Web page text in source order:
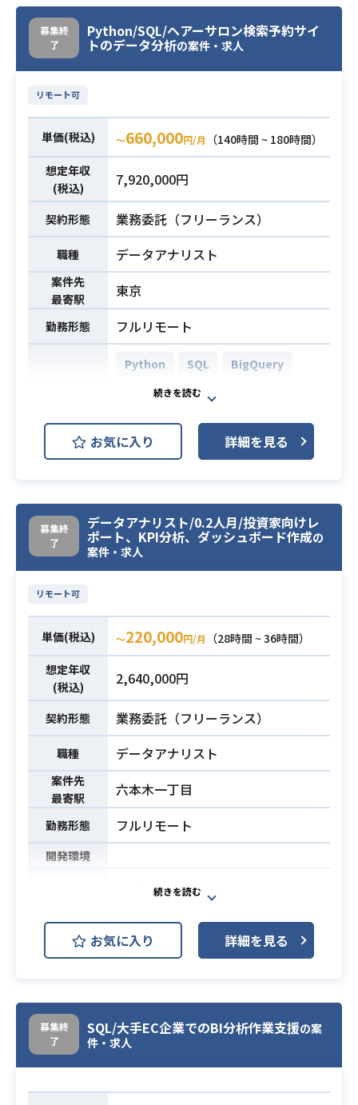
業務内容
析業務に携わっていただきます。
・YouTube / コマース / タレント稼働
データの分析・可視化
・Sigma ダッシュボードの設計・構
等）との要件整理・連携
■開発環境
使用言語: Python, SQL, HCL（Terra
form）
ETL：dbt, Trocco
データストア: MySQL, snowflake
インフラ: AWS, GCP
プロジェクト管理ツール: GitHub, Sl
ack, Notion
・Snowflake を用いたDWH設計・実
装経験（3年以上）
・Python / SQL による分析・データ
加工の実務経験（合計4年以上）
・データマート設計・BIツール連携
の経験（Sigma、Tableau、Looker
等）
・分析要件のヒアリングと非技術者
募集終
了
Python/SQL/ヘアーサロン検索予約サイ
トのデータ分析の案件・求人
リモート可
単価(税込) 〜660,000円/月
（140時間 ~ 180時間）
想定年収
(税込)
7,920,000円
契約形態 業務委託（フリーランス）
職種 データアナリスト
案件先
最寄駅
東京
勤務形態 フルリモート
開発環境
Python SQL
BigQuery
AWS (Amazon Web Services)
AWS EC2 (Amazon EC2)
AWS RDS (Amazon RDS)
業務内容
日本最大級のヘアーサロン検索・予
約サイトにおけるデータ分析業務で
す。
全国のヘアーサロンの予約情報を基
掲載内容の違いによる集客影響の分
析、データ・レポート作成などをご
担当いただきます。
AI活用による業務改善や分析効率化
も進めており、エンドユーザーと連
携しながら対応を行っていただきま
す。
【仕事内容】
下記の業務を担っていただく想定で
す。
・ヘアーサロンの予約情報を基にし
た再利用者傾向の分析、データ作
響などの分析業務を担当します。
率化の推進を行います。
・エンドユーザーと連携しながらの
環境：AWS（EC2,RDS,Codecommi
お気に入り 詳細を見る
募集終
了
データアナリスト/0.2人月/投資家向けレ
ポート、KPI分析、ダッシュボード作成の
案件・求人
リモート可
単価(税込) 〜220,000円/月
（28時間 ~ 36時間）
想定年収
(税込)
2,640,000円
契約形態 業務委託（フリーランス）
職種 データアナリスト
案件先
最寄駅
六本木一丁目
勤務形態 フルリモート
開発環境
業務内容
・データ分析
・株主とのコミュニケーションにお
いて必要なデータの可視化
・明確なタスクが決まっているわけ
・SQLによるデータ抽出、分析業務
経験 2年以上
お気に入り 詳細を見る
募集終
了
SQL/大手EC企業でのBI分析作業支援の案
件・求人